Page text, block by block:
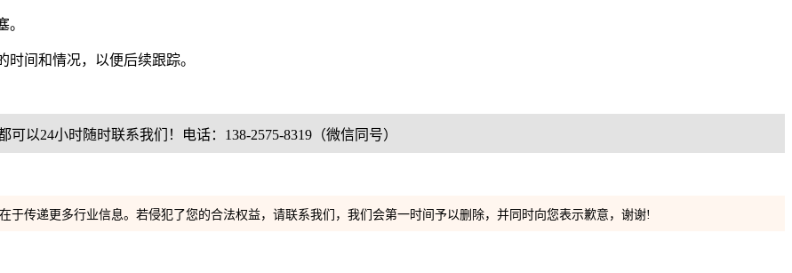
。
间和情况，以便后续跟踪。
以24小时随时联系我们！电话：138-2575-8319（微信同号）
传递更多行业信息。若侵犯了您的合法权益，请联系我们，我们会第一时间予以删除，并同时向您表示歉意，谢谢!